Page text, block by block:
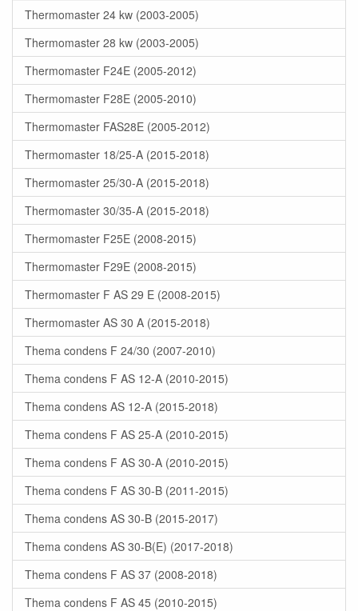
Thermomaster 24 kw (2003-2005)
Thermomaster 28 kw (2003-2005)
Thermomaster F24E (2005-2012)
Thermomaster F28E (2005-2010)
Thermomaster FAS28E (2005-2012)
Thermomaster 18/25-A (2015-2018)
Thermomaster 25/30-A (2015-2018)
Thermomaster 30/35-A (2015-2018)
Thermomaster F25E (2008-2015)
Thermomaster F29E (2008-2015)
Thermomaster F AS 29 E (2008-2015)
Thermomaster AS 30 A (2015-2018)
Thema condens F 24/30 (2007-2010)
Thema condens F AS 12-A (2010-2015)
Thema condens AS 12-A (2015-2018)
Thema condens F AS 25-A (2010-2015)
Thema condens F AS 30-A (2010-2015)
Thema condens F AS 30-B (2011-2015)
Thema condens AS 30-B (2015-2017)
Thema condens AS 30-B(E) (2017-2018)
Thema condens F AS 37 (2008-2018)
Thema condens F AS 45 (2010-2015)